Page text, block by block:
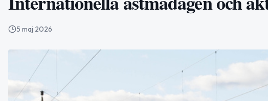
5 maj 2026